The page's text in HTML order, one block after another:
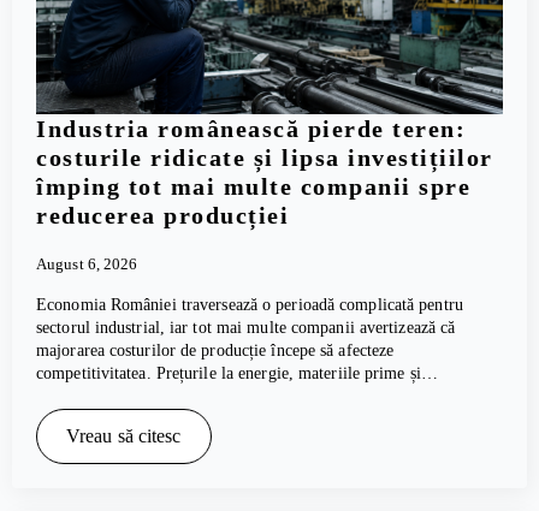
Industria românească pierde teren:
costurile ridicate și lipsa investițiilor
împing tot mai multe companii spre
reducerea producției
August 6, 2026
Economia României traversează o perioadă complicată pentru
sectorul industrial, iar tot mai multe companii avertizează că
majorarea costurilor de producție începe să afecteze
competitivitatea. Prețurile la energie, materiile prime și…
Vreau să citesc